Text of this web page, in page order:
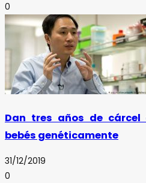
0
Dan tres años de
bebés genéticamente
31/12/2019
0